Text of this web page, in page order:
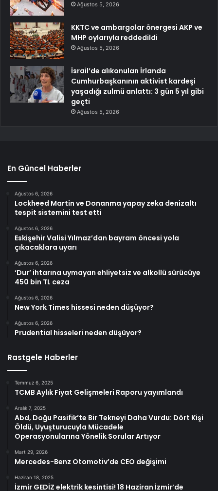
Ağustos 5, 2026
KKTC ve ambargolar önergesi AKP ve
MHP oylarıyla reddedildi
Ağustos 5, 2026
İsrail’de alıkonulan İrlanda
Cumhurbaşkanının aktivist kardeşi
yaşadığı zulmü anlattı: 3 gün 5 yıl gibi
geçti
Ağustos 5, 2026
En Güncel Haberler
Ağustos 6, 2026
Lockheed Martin ve Donanma yapay zeka denizaltı
tespit sistemini test etti
Ağustos 6, 2026
Eskişehir Valisi Yılmaz’dan bayram öncesi yola
çıkacaklara uyarı
Ağustos 6, 2026
‘Dur’ ihtarına uymayan ehliyetsiz ve alkollü sürücüye
450 bin TL ceza
Ağustos 6, 2026
New York Times hissesi neden düşüyor?
Ağustos 6, 2026
Prudential hisseleri neden düşüyor?
Rastgele Haberler
Temmuz 6, 2025
TCMB Aylık Fiyat Gelişmeleri Raporu yayımlandı
Aralık 7, 2025
Abd, Doğu Pasifik’te Bir Tekneyi Daha Vurdu: Dört Kişi
Öldü, Uyuşturucuyla Mücadele
Operasyonularına Yönelik Sorular Artıyor
Mart 29, 2026
Mercedes-Benz Otomotiv’de CEO değişimi
Haziran 18, 2025
İzmir GEDİZ elektrik kesintisi! 18 Haziran İzmir’de